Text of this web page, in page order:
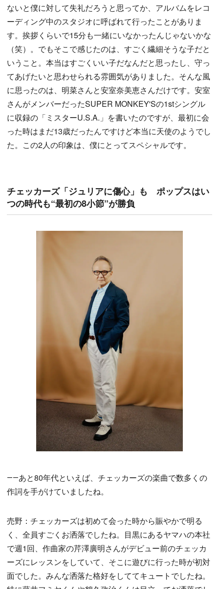
ないと僕に対して失礼だろうと思ってか、アルバムをレコ
ーディング中のスタジオに呼ばれて行ったことがありま
す。挨拶くらいで15分も一緒にいなかったんじゃないかな
（笑）。でもそこで感じたのは、すごく繊細そうな子だと
いうこと。本当はすごくいい子だなんだと思ったし、守っ
てあげたいと思わせられる雰囲気がありました。そんな風
に思ったのは、明菜さんと安室奈美恵さんだけです。安室
さんがメンバーだったSUPER MONKEY'Sの1stシングル
に収録の「ミスターU.S.A.」を書いたのですが、最初に会
った時はまだ13歳だったんですけど本当に天使のようでし
た。この2人の印象は、僕にとってスペシャルです。
チェッカーズ「ジュリアに傷心」も ポップスはい
つの時代も“最初の8小節”が勝負
――あと80年代といえば、チェッカーズの楽曲で数多くの
作詞を手がけていましたね。
売野：チェッカーズは初めて会った時から賑やかで明る
く、全員すごくお洒落でしたね。目黒にあるヤマハの本社
で週1回、作曲家の芹澤廣明さんがデビュー前のチェッカ
ーズにレッスンをしていて、そこに遊びに行った時が初対
面でした。みんな洒落た格好をしててキュートでしたね。